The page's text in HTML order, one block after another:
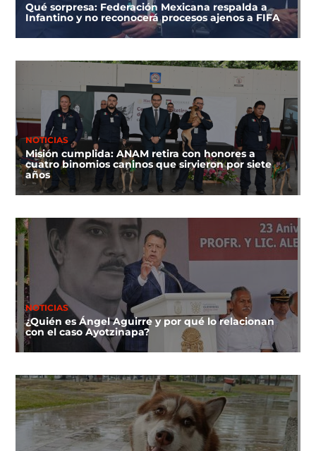
Qué sorpresa: Federación Mexicana respalda a
Infantino y no reconocerá procesos ajenos a FIFA
NOTICIAS
Misión cumplida: ANAM retira con honores a
cuatro binomios caninos que sirvieron por siete
años
NOTICIAS
¿Quién es Ángel Aguirre y por qué lo relacionan
con el caso Ayotzinapa?